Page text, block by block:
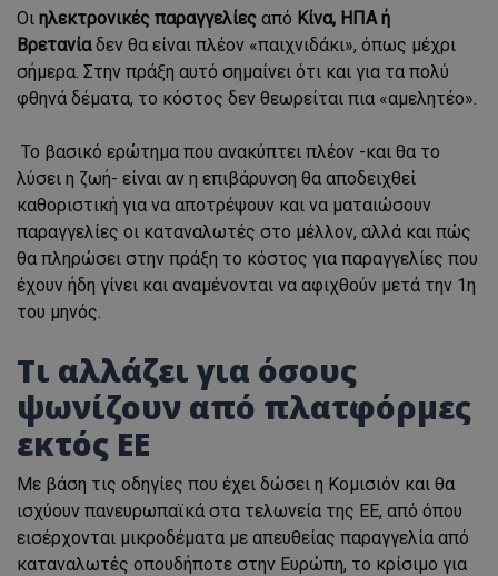
Οι ηλεκτρονικές παραγγελίες από Κίνα, ΗΠΑ ή
Βρετανίαδεν θα είναι πλέον «παιχνιδάκι», όπως μέχρι
σήμερα. Στην πράξη αυτό σημαίνει ότι και για τα πολύ
φθηνά δέματα, το κόστος δεν θεωρείται πια «αμελητέο».
Το βασικό ερώτημα που ανακύπτει πλέον -και θα το
λύσει η ζωή- είναι αν η επιβάρυνση θα αποδειχθεί
καθοριστική για να αποτρέψουν και να ματαιώσουν
παραγγελίες οι καταναλωτές στο μέλλον, αλλά και πώς
θα πληρώσει στην πράξη το κόστος για παραγγελίες που
έχουν ήδη γίνει και αναμένονται να αφιχθούν μετά την 1η
του μηνός.
Τι αλλάζει για όσους
ψωνίζουν από πλατφόρμες
εκτός ΕΕ
Με βάση τις οδηγίες που έχει δώσει η Κομισιόν και θα
ισχύουν πανευρωπαϊκά στα τελωνεία της ΕΕ, από όπου
εισέρχονται μικροδέματα με απευθείας παραγγελία από
καταναλωτές οπουδήποτε στην Ευρώπη, το κρίσιμο για